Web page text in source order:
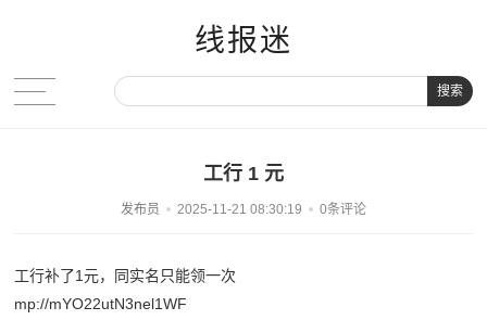
线报迷
搜索
工行 1 元
发布员 2025-11-21 08:30:19 0条评论
工行补了1元，同实名只能领一次
mp://mYO22utN3nel1WF